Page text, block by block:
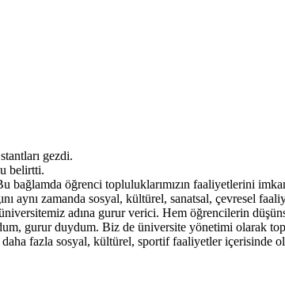
gezdi.
belirtti.
öğrenci topluluklarımızın faaliyetlerini
aynı zamanda sosyal, kültürel, sanatsal, çevresel
adına gurur verici. Hem öğrencilerin
gurur duydum. Biz de üniversite yönetimi olarak
fazla sosyal, kültürel, sportif faaliyetler içerisinde